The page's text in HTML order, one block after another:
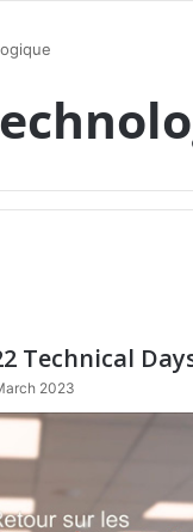
Technical
2023